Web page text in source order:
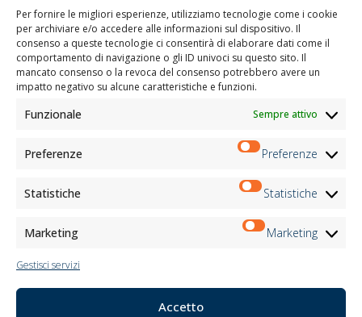
Per fornire le migliori esperienze, utilizziamo tecnologie come i cookie
per archiviare e/o accedere alle informazioni sul dispositivo. Il
consenso a queste tecnologie ci consentirà di elaborare dati come il
comportamento di navigazione o gli ID univoci su questo sito. Il
mancato consenso o la revoca del consenso potrebbero avere un
impatto negativo su alcune caratteristiche e funzioni.
Funzionale Sempre attivo
Preferenze Preferenze
Statistiche Statistiche
Marketing Marketing
Gestisci servizi
Accetto
Lavora con noi
Area Riservata
Certificazioni
M2Net
Child Safety
Informativa Clienti
Informativa Candidati
Informativa Newsletter